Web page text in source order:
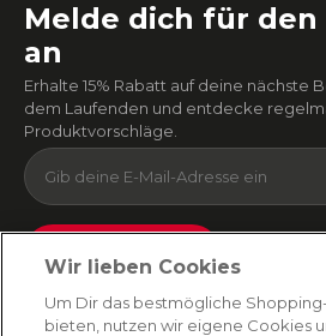
Melde dich für
an
Erhalte 15% Rabatt auf deine nächste
dem Laufenden und entdecke
Produktvorschläge.
Absenden
Du kannst dich jederzeit von unserem Newsletter
du unseren E-Mail-Bedingungenund
Wir lieben Cookies
Um Dir das bestmögliche
bieten, nutzen wir eigene Cookies